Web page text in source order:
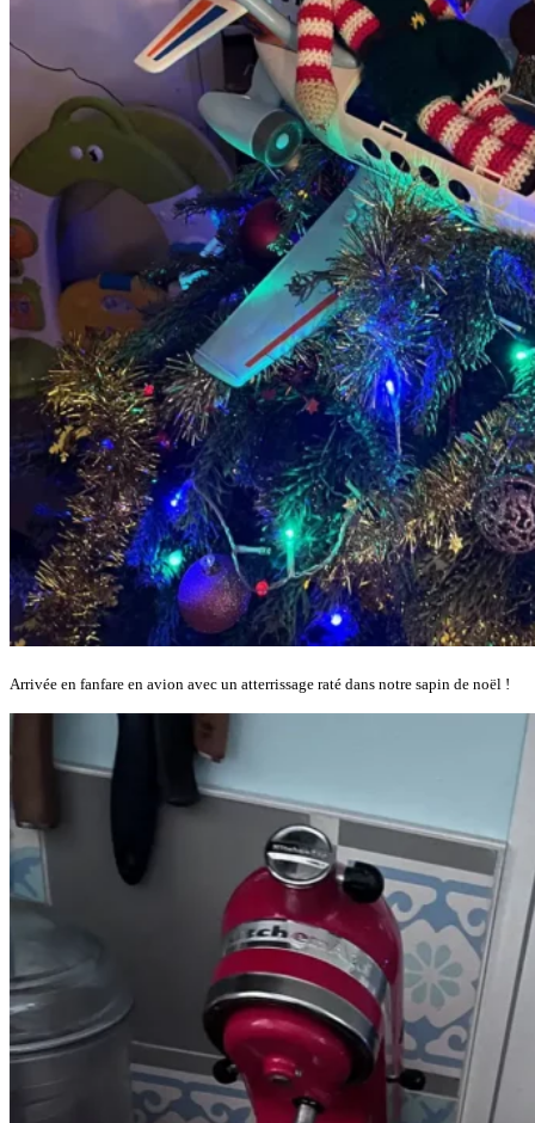
Arrivée en fanfare en avion avec un atterrissage raté dans notre sapin de noël !